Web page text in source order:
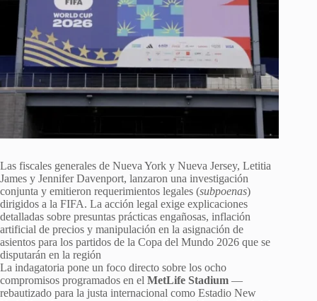
Las fiscales generales de Nueva York y Nueva Jersey, Letitia
James y Jennifer Davenport, lanzaron una investigación
conjunta y emitieron requerimientos legales (subpoenas)
dirigidos a la FIFA. La acción legal exige explicaciones
detalladas sobre presuntas prácticas engañosas, inflación
artificial de precios y manipulación en la asignación de
asientos para los partidos de la Copa del Mundo 2026 que se
disputarán en la región
La indagatoria pone un foco directo sobre los ocho
compromisos programados en el MetLife Stadium —
rebautizado para la justa internacional como Estadio New